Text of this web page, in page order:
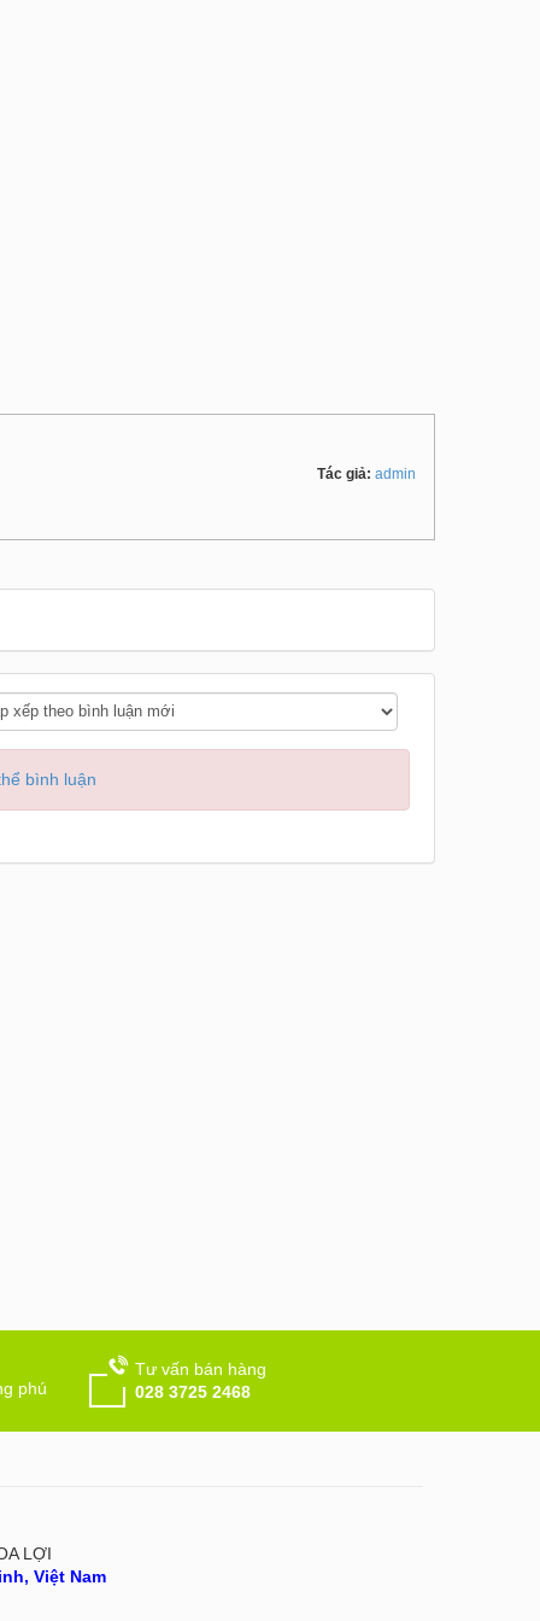
Tác giả: admin
bình luận
phú
Tư vấn bán hàng
028 3725 2468
LỢI
Việt Nam